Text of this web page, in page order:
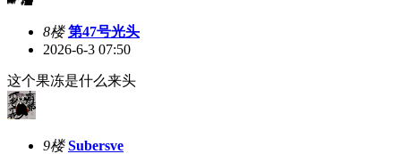
8楼 第47号光头
2026-6-3 07:50
这个果冻是什么来头
9楼 Subersve